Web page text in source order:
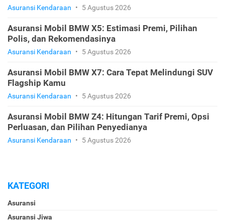
Asuransi Kendaraan • 5 Agustus 2026
Asuransi Mobil BMW X5: Estimasi Premi, Pilihan
Polis, dan Rekomendasinya
Asuransi Kendaraan • 5 Agustus 2026
Asuransi Mobil BMW X7: Cara Tepat Melindungi SUV
Flagship Kamu
Asuransi Kendaraan • 5 Agustus 2026
Asuransi Mobil BMW Z4: Hitungan Tarif Premi, Opsi
Perluasan, dan Pilihan Penyedianya
Asuransi Kendaraan • 5 Agustus 2026
KATEGORI
Asuransi
Asuransi Jiwa